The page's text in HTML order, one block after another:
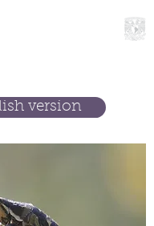
version